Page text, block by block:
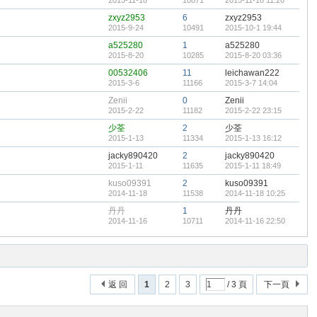
zxyz2953
2015-9-24
6
10491
zxyz2953
2015-10-1 19:44
a525280
2015-8-20
1
10285
a525280
2015-8-20 03:36
00532406
2015-3-6
11
11166
leichawan222
2015-3-7 14:04
Zenii
2015-2-22
0
11182
Zenii
2015-2-22 23:15
少荃
2015-1-13
2
11334
少荃
2015-1-13 16:12
jacky890420
2015-1-11
2
11635
jacky890420
2015-1-11 18:49
kuso09391
2014-11-18
2
11538
kuso09391
2014-11-18 10:25
丹丹
2014-11-16
1
10711
丹丹
2014-11-16 22:50
1 2 3 / 3 頁 下一頁
返 回